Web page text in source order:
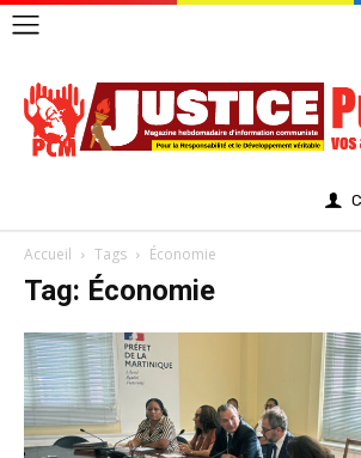
Accueil Tags Économie
Tag: Économie